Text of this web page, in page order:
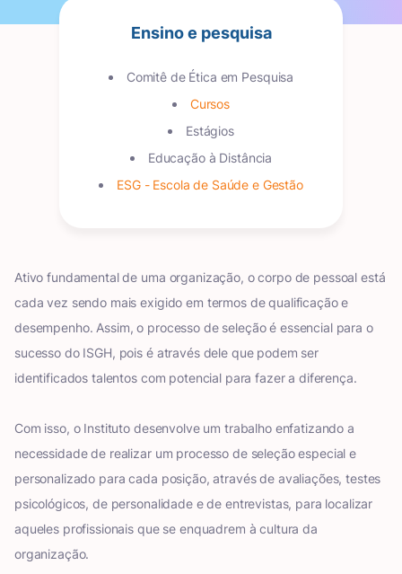
Ensino e pesquisa
Comitê de Ética em Pesquisa
Cursos
Estágios
Educação à Distância
ESG - Escola de Saúde e Gestão
Ativo fundamental de uma organização, o corpo de pessoal está
cada vez sendo mais exigido em termos de qualificação e
desempenho. Assim, o processo de seleção é essencial para o
sucesso do ISGH, pois é através dele que podem ser
identificados talentos com potencial para fazer a diferença.
Com isso, o Instituto desenvolve um trabalho enfatizando a
necessidade de realizar um processo de seleção especial e
personalizado para cada posição, através de avaliações, testes
psicológicos, de personalidade e de entrevistas, para localizar
aqueles profissionais que se enquadrem à cultura da
organização.